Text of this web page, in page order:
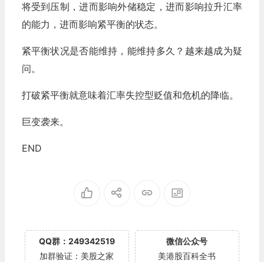
将受到压制，进而影响外储稳定，进而影响拉升汇率
的能力，进而影响紧平衡的状态。
紧平衡状况是否能维持，能维持多久？越来越成为疑
问。
打破紧平衡就意味着汇率失控型贬值和危机的降临。
巨变袭来。
END
QQ群：249342519
加群验证：美股之家
微信公众号
美港股百科全书